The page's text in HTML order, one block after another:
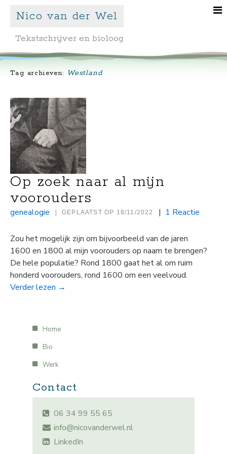
Nico van der Wel
Tekstschrijver en bioloog
Tag archieven: Westland
Op zoek naar al mijn
voorouders
genealogie | | 1 Reactie
GEPLAATST OP 18/11/2022
Zou het mogelijk zijn om bijvoorbeeld van de jaren
1600 en 1800 al mijn voorouders op naam te brengen?
De hele populatie? Rond 1800 gaat het al om ruim
honderd voorouders, rond 1600 om een veelvoud.
Verder lezen →
Home
Bio
Werk
Contact
06 34 99 55 65
info@nicovanderwel.nl
LinkedIn